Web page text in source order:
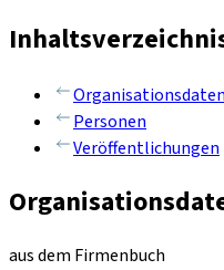
Organisationsdaten
Personen
Veröffentlichungen
aus dem Firmenbuch